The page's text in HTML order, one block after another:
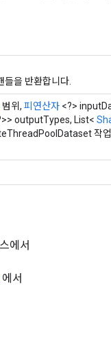
들을 반환합니다.
범위, 피연산자 <?>
outputTypes, List<
작업
에서
에서